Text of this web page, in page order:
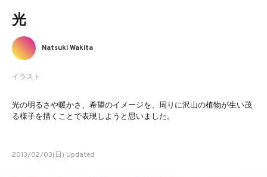
光
イラスト
Natsuki Wakita
光の明るさや暖かさ、希望のイメージを、周りに沢山の植物が生い茂
る様子を描くことで表現しようと思いました。
2013/02/03(日) Updated